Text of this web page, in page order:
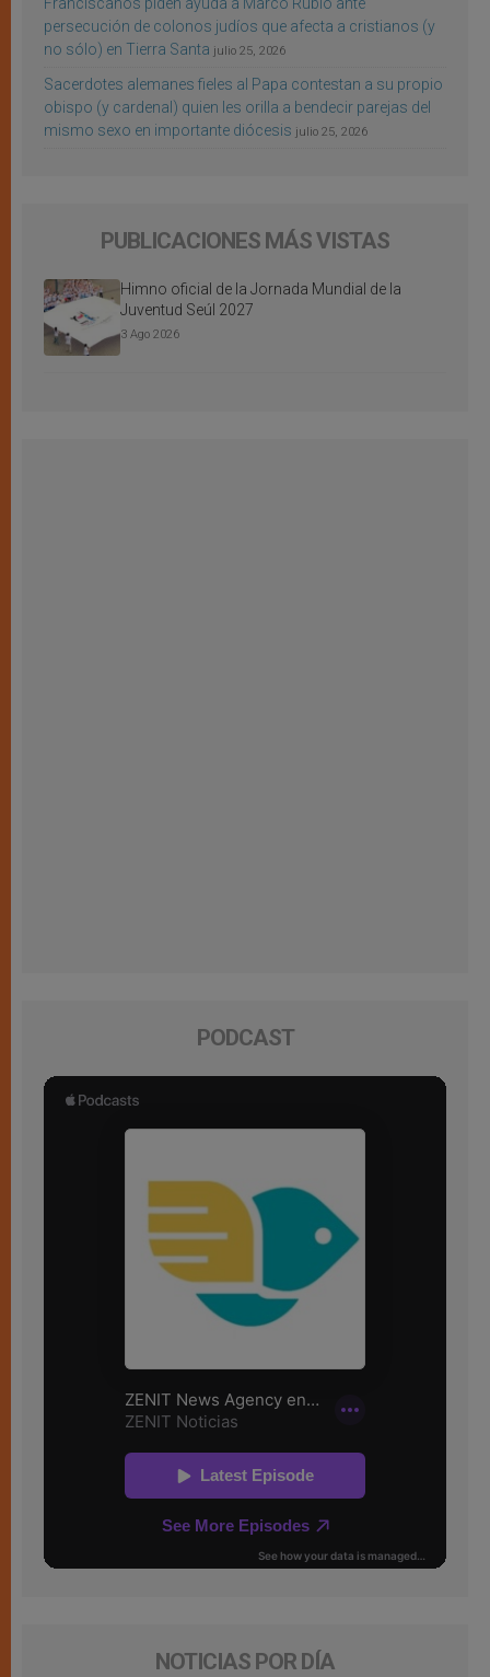
Franciscanos piden ayuda a Marco Rubio ante
persecución de colonos judíos que afecta a cristianos (y
no sólo) en Tierra Santa julio 25, 2026
Sacerdotes alemanes fieles al Papa contestan a su propio
obispo (y cardenal) quien les orilla a bendecir parejas del
mismo sexo en importante diócesis julio 25, 2026
PUBLICACIONES MÁS VISTAS
Himno oficial de la Jornada Mundial de la
Juventud Seúl 2027
3 Ago 2026
PODCAST
NOTICIAS POR DÍA